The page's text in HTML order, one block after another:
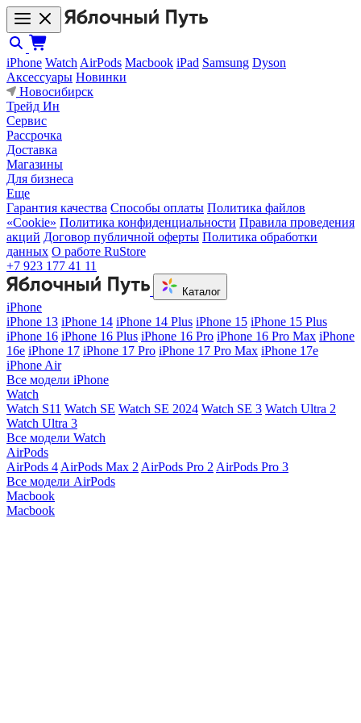
iPhone Watch AirPods Macbook iPad Samsung Dyson
Аксессуары Новинки
Новосибирск
Трейд Ин
Сервис
Рассрочка
Доставка
Магазины
Для бизнеса
Еще
Гарантия качества Способы оплаты Политика файлов
«Cookie» Политика конфиденциальности Правила проведения
акций Договор публичной оферты Политика обработки
данных О работе RuStore
+7 923 177 41 11
Каталог
iPhone
iPhone 13 iPhone 14 iPhone 14 Plus iPhone 15 iPhone 15 Plus
iPhone 16 iPhone 16 Plus iPhone 16 Pro iPhone 16 Pro Max iPhone
16e iPhone 17 iPhone 17 Pro iPhone 17 Pro Max iPhone 17e
iPhone Air
Все модели iPhone
Watch
Watch S11 Watch SE Watch SE 2024 Watch SE 3 Watch Ultra 2
Watch Ultra 3
Все модели Watch
AirPods
AirPods 4 AirPods Max 2 AirPods Pro 2 AirPods Pro 3
Все модели AirPods
Macbook
Macbook